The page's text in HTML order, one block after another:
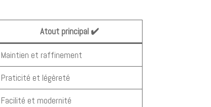
Atout principal ✔️
Maintien et raffinement
Praticité et légèreté
Facilité et modernité